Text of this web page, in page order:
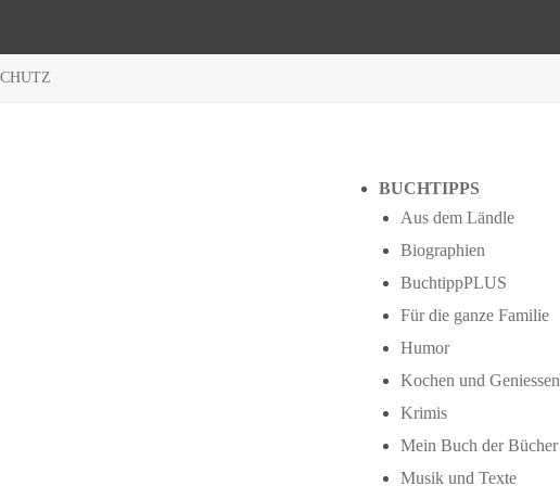
BUCHTIPPS
Aus dem Ländle
Biographien
BuchtippPLUS
Für die ganze Familie
Humor
Kochen und Geniessen
Krimis
Mein Buch der Bücher
Musik und Texte